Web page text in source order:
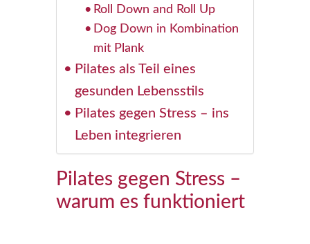
Roll Down and Roll Up
Dog Down in Kombination
mit Plank
Pilates als Teil eines
gesunden Lebensstils
Pilates gegen Stress – ins
Leben integrieren
Pilates gegen Stress –
warum es funktioniert